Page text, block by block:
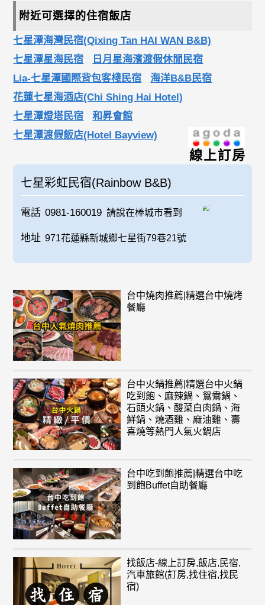
附近可選擇的住宿飯店
七星潭海灣民宿(Qixing Tan HAI WAN B&B)
七星潭星海民宿
日月星海濱渡假休閒民宿
Lia-七星潭國際背包客棧民宿
海洋B&B民宿
花蓮七星海酒店(Chi Shing Hai Hotel)
七星潭燈塔民宿
和昇會館
七星潭渡假飯店(Hotel Bayview)
線上訂房
七星彩虹民宿(Rainbow B&B)
電話 0981-160019 請說在棒城市看到
地址 971花蓮縣新城鄉七星街79巷21號
台中燒肉推薦|精選台中燒烤
餐廳
台中火鍋推薦|精選台中火鍋
吃到飽、麻辣鍋、鴛鴦鍋、
石頭火鍋、酸菜白肉鍋、海
鮮鍋、燒酒雞、麻油雞、壽
喜燒等熱門人氣火鍋店
台中吃到飽推薦|精選台中吃
到飽Buffet自助餐廳
找飯店-線上訂房,飯店,民宿,
汽車旅館(訂房,找住宿,找民
宿)